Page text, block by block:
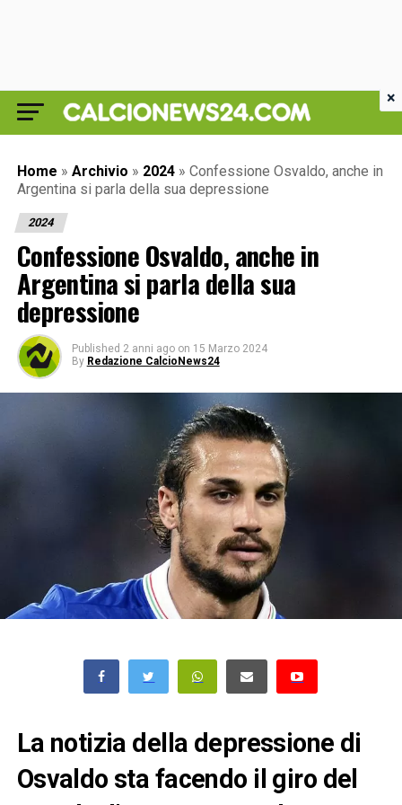
Home » Archivio » 2024 » Confessione Osvaldo, anche in
Argentina si parla della sua depressione
2024
Confessione Osvaldo, anche in
Argentina si parla della sua
depressione
Published 2 anni ago on 15 Marzo 2024
By Redazione CalcioNews24
La notizia della depressione di
Osvaldo sta facendo il giro del
×